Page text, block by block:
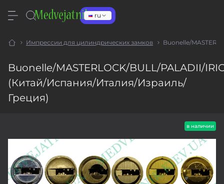
ru
Импрессии для цилиндрических замков Buonelle/
Buonelle/MASTERLOCK/BULL/PALADII/
(Китай/Испания/Италия/Израиль/
Греция)
в наличии